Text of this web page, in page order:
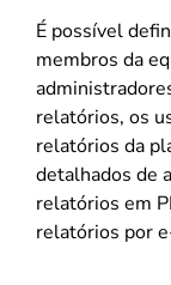
É possível
membros da
relatórios, os
relatórios da
detalhados de
relatórios em
relatórios por